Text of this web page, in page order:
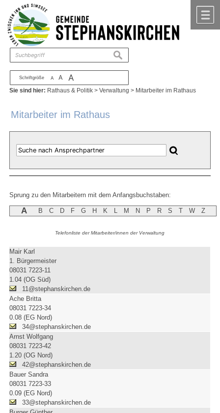
Zum Inhalt ,zur Navigation
Schriftgröße A A A
suchen
Sie sind hier: Rathaus & Politik >Verwaltung > Mitarbeiter im Rathaus
Mitarbeiter im Rathaus
Sprung zu den Mitarbeitern mit dem Anfangsbuchstaben:
A B C D F G H K L M N P R S T W Z
Telefonliste der Mitarbeiter/innen der Verwaltung
Mair Karl
1. Bürgermeister
08031 7223-11
1.04 (OG Süd)
11@stephanskirchen.de
Ache Britta
08031 7223-34
0.08 (EG Nord)
34@stephanskirchen.de
Arnst Wolfgang
08031 7223-42
1.20 (OG Nord)
42@stephanskirchen.de
Bauer Sandra
08031 7223-33
0.09 (EG Nord)
33@stephanskirchen.de